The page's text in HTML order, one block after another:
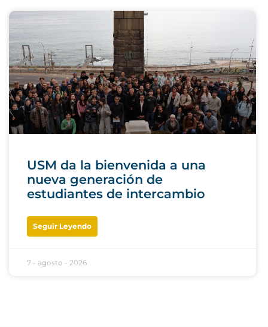
USM da la bienvenida a una
nueva generación de
estudiantes de intercambio
Seguir Leyendo
7 - agosto - 2026